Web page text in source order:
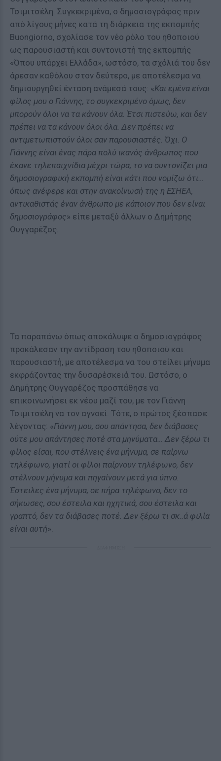
Τσιμιτσέλη. Συγκεκριμένα, ο δημοσιογράφος πριν
από λίγους μήνες κατά τη διάρκεια της εκπομπής
Buongiorno, σχολίασε τον νέο ρόλο του ηθοποιού
ως παρουσιαστή και συντονιστή της εκπομπής
«Όπου υπάρχει Ελλάδα», ωστόσο, τα σχόλιά του δεν
άρεσαν καθόλου στον δεύτερο, με αποτέλεσμα να
δημιουργηθεί ένταση ανάμεσά τους: «Και εμένα είναι
φίλος μου ο Γιάννης, το συγκεκριμένο όμως, δεν
μπορούν όλοι να τα κάνουν όλα. Έτσι πιστεύω, και δεν
πρέπει να τα κάνουν όλοι όλα. Δεν πρέπει να
αντιμετωπιστούν όλοι σαν παρουσιαστές. Όχι. Ο
Γιάννης είναι ένας πάρα πολύ ικανός άνθρωπος που
έκανε τηλεπαιχνίδια μέχρι τώρα, το να συντονίζει μια
δημοσιογραφική εκπομπή είναι κάτι που νομίζω ότι…
όπως ανέφερε και στην ανακοίνωσή της η ΕΣΗΕΑ,
αντικαθιστάς έναν άνθρωπο με κάποιον που δεν είναι
δημοσιογράφος» είπε μεταξύ άλλων ο Δημήτρης
Ουγγαρέζος.
Τα παραπάνω όπως αποκάλυψε ο δημοσιογράφος
προκάλεσαν την αντίδραση του ηθοποιού και
παρουσιαστή, με αποτέλεσμα να του στείλει μήνυμα
εκφράζοντας την δυσαρέσκειά του. Ωστόσο, ο
Δημήτρης Ουγγαρέζος προσπάθησε να
επικοινωνήσει εκ νέου μαζί του, με τον Γιάννη
Τσιμιτσέλη να τον αγνοεί. Τότε, ο πρώτος ξέσπασε
λέγοντας: «Γιάννη μου, σου απάντησα, δεν διάβασες
ούτε μου απάντησες ποτέ στα μηνύματα… Δεν ξέρω τι
φίλος είσαι, που στέλνεις ένα μήνυμα, σε παίρνω
τηλέφωνο, γιατί οι φίλοι παίρνουν τηλέφωνο, δεν
στέλνουν μήνυμα και πηγαίνουν μετά για ύπνο.
Έστειλες ένα μήνυμα, σε πήρα τηλέφωνο, δεν το
σήκωσες, σου έστειλα και ηχητικά, σου έστειλα και
γραπτό, δεν τα διάβασες ποτέ. Δεν ξέρω τι σκ..ά φιλία
είναι αυτή».